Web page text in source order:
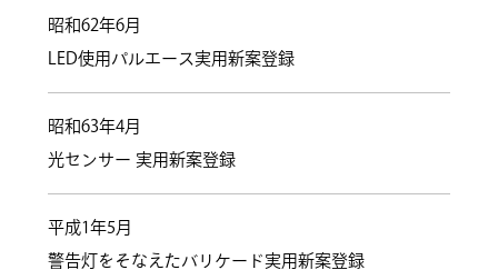
昭和62年6月
LED使用パルエース実用新案登録
昭和63年4月
光センサー 実用新案登録
平成1年5月
警告灯をそなえたバリケード実用新案登録